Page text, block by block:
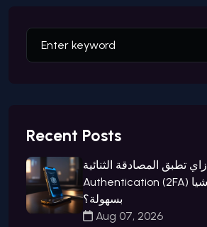
Recent Posts
ازاي تطبق المصادقة الثنائية Two-Factor
Authentication (2FA) مع انيرشيا Inertia.js
بسهولة؟
Aug 07, 2026